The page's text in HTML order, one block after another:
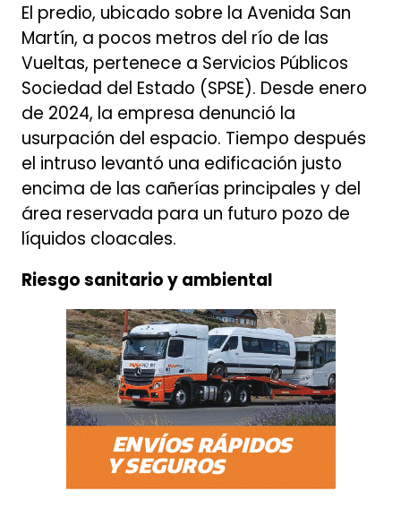
El predio, ubicado sobre la Avenida San
Martín, a pocos metros del río de las
Vueltas, pertenece a Servicios Públicos
Sociedad del Estado (SPSE). Desde enero
de 2024, la empresa denunció la
usurpación del espacio. Tiempo después
el intruso levantó una edificación justo
encima de las cañerías principales y del
área reservada para un futuro pozo de
líquidos cloacales.
Riesgo sanitario y ambiental